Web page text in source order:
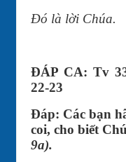
Đó là lời Chúa.
ĐÁP CA: Tv
22-23
Đáp: Các bạn
coi, cho biết
9a).